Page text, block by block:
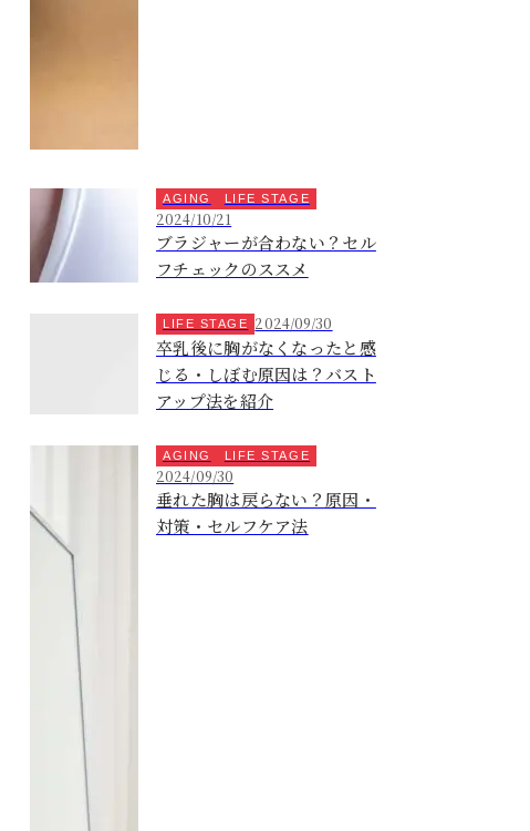
AGING LIFE STAGE
2024/10/21
ブラジャーが合わない？セル
フチェックのススメ
LIFE STAGE 2024/09/30
卒乳後に胸がなくなったと感
じる・しぼむ原因は？バスト
アップ法を紹介
AGING LIFE STAGE
2024/09/30
垂れた胸は戻らない？原因・
対策・セルフケア法